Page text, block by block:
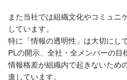
また当社では組織文化やコミュニ
しています。
特に「情報の透明性」は大切にして
PLの開示、全社・全メンバーの目
情報格差が組織内で起きないため
進しています。